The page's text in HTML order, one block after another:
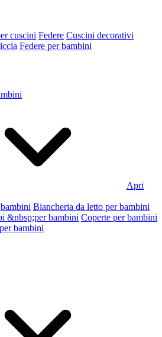
cuscini Federe Cuscini decorativi
Federe per bambini
Apri
Biancheria da letto per bambini
&nbsp;per bambini Coperte per bambini
bambini